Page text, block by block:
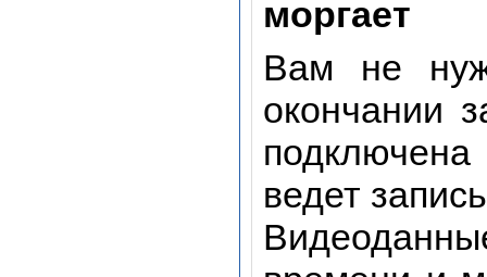
моргает
Вам не
окончании
ведет